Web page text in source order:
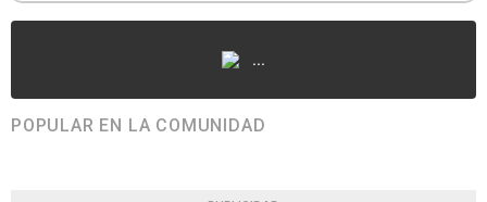
...
POPULAR EN LA COMUNIDAD